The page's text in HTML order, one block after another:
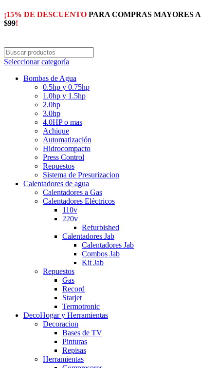
¡15% DE DESCUENTO PARA COMPRAS MAYORES A
$99!
Seleccionar categoría
Bombas de Agua
0.5hp y 0.75hp
1.0hp y 1.5hp
2.0hp
3.0hp
4.0HP o mas
Achique
Automatización
Hidrocompacto
Press Control
Repuestos
Sistema de Presurizacion
Calentadores de agua
Calentadores a Gas
Calentadores Eléctricos
110v
220v
Refurbished
Calentadores Jab
Calentadores Jab
Combos Jab
Kit Jab
Repuestos
Gas
Record
Starjet
Termotronic
DecoHogar y Herramientas
Decoracion
Bases de TV
Pinturas
Repisas
Herramientas